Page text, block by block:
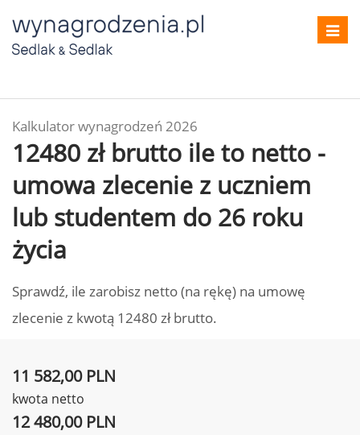
Kalkulator wynagrodzeń 2026
12480 zł brutto ile to netto -
umowa zlecenie z uczniem
lub studentem do 26 roku
życia
Sprawdź, ile zarobisz netto (na rękę) na umowę
zlecenie z kwotą 12480 zł brutto.
11 582,00 PLN
kwota netto
12 480,00 PLN